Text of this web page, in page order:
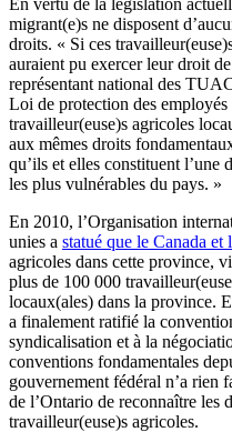
migrant(e)s ne disposent
droits. « Si ces
auraient pu exercer leur droit
représentant national des
Loi de protection des
travailleur(euse)s agricoles
aux mêmes droits
qu’ils et elles constituent l’une
les plus vulnérables du pays. »
En 2010, l’Organisation
unies a statué que le Canada et
agricoles dans cette province,
plus de 100 000
locaux(ales) dans la province.
a finalement ratifié la
syndicalisation et à la
conventions fondamentales
gouvernement fédéral n’a rien
de l’Ontario de reconnaître les
travailleur(euse)s agricoles.